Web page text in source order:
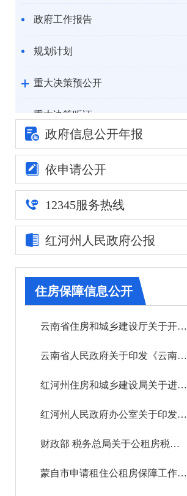
政府工作报告
规划计划
重大决策预公开
重大决策听证
统计信息
自然资源
公安司法
重点领域信息公开
审批改革
住房保障信息公开
政府信息公开年报
依申请公开
12345服务热线
红河州人民政府公报
住房保障信息公开
云南省住房和城乡建设厅关于开展全省保障性住房分配管理排查整治工作的通知
云南省人民政府关于印发《云南省公共租赁住房管理办法》的通知
红河州住房和城乡建设局关于进一步加强公租房动态监督管理工作的通知
红河州人民政府办公室关于印发《红河州配售型保障性住房管理办法（试行）》的通知
财政部 税务总局关于公租房税收优惠政策的公告
蒙自市申请租住公租房保障工作流程图